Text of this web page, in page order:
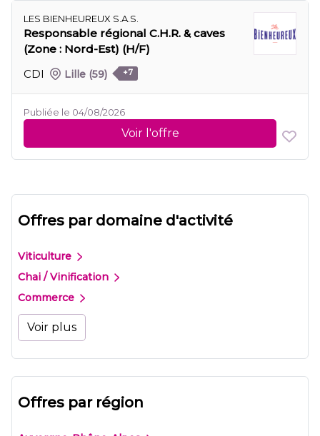
LES BIENHEUREUX S.A.S.
Responsable régional C.H.R. & caves
(Zone : Nord-Est) (H/F)
CDI
Lille (59) +7
Publiée le 04/08/2026
Voir l'offre
Offres par domaine d'activité
Viticulture
Chai / Vinification
Commerce
Voir plus
Offres par région